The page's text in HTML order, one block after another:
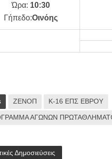
Ώρα: 10:30
Γήπεδο:Οινόης
ΖΕΝΟΠ Κ-16 ΕΠΣ ΕΒΡΟΥ
ΑΓΩΝΩΝ
Δημοσιεύσεις